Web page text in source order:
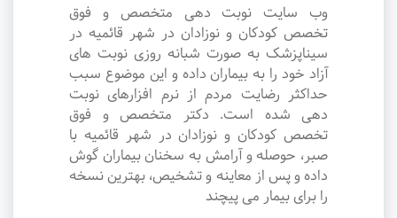
وب سایت نوبت دهی متخصص و فوق
تخصص کودکان و نوزادان در شهر قائمیه در
سیناپزشک به صورت شبانه روزی نوبت های
آزاد خود را به بیماران داده و این موضوع سبب
حداکثر رضایت مردم از نرم افزارهای نوبت
دهی شده است. دکتر متخصص و فوق
تخصص کودکان و نوزادان در شهر قائمیه با
صبر، حوصله و آرامش به سخنان بیماران گوش
داده و پس از معاینه و تشخیص، بهترین نسخه
را برای بیمار می پیچند